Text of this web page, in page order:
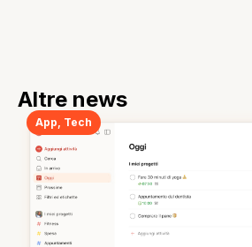
Altre news
App Tech